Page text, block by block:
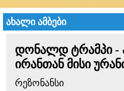
ახალი ამბები
დონალდ ტრამპი -
ირანთან მისი
რეზონანსი